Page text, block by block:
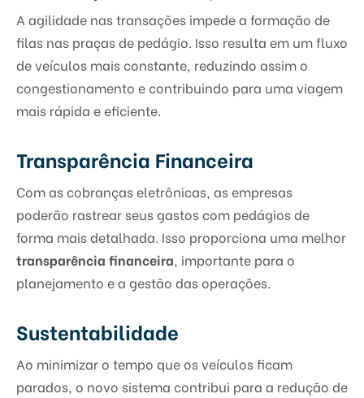
A agilidade nas transações impede a formação de
filas nas praças de pedágio. Isso resulta em um fluxo
de veículos mais constante, reduzindo assim o
congestionamento e contribuindo para uma viagem
mais rápida e eficiente.
Transparência Financeira
Com as cobranças eletrônicas, as empresas
poderão rastrear seus gastos com pedágios de
forma mais detalhada. Isso proporciona uma melhor
transparência financeira, importante para o
planejamento e a gestão das operações.
Sustentabilidade
Ao minimizar o tempo que os veículos ficam
parados, o novo sistema contribui para a redução de